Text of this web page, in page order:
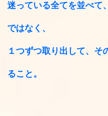
迷っている全てを並べて
ではなく、
１つずつ取り出して、そ
ること。